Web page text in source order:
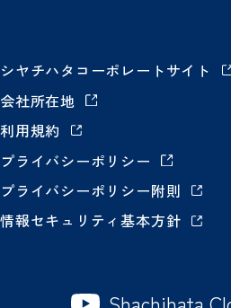
シヤチハタコーポレートサイト
会社所在地
利用規約
プライバシーポリシー
プライバシーポリシー附則
情報セキュリティ基本方針